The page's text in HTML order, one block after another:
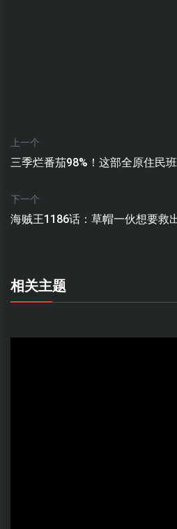
上一个
三季烂番茄98%！这部全原住民
下一个
海贼王1186话：草帽一伙想要救
相关主题